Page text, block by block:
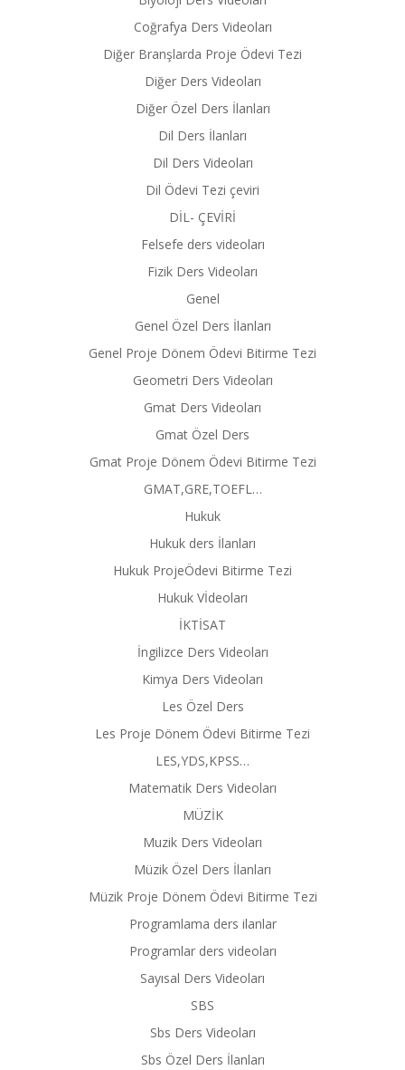
Coğrafya Ders Videoları
Diğer Branşlarda Proje Ödevi Tezi
Diğer Ders Videoları
Diğer Özel Ders İlanları
Dil Ders İlanları
Dil Ders Videoları
Dil Ödevi Tezi çeviri
DİL- ÇEVİRİ
Felsefe ders videoları
Fizik Ders Videoları
Genel
Genel Özel Ders İlanları
Genel Proje Dönem Ödevi Bitirme Tezi
Geometri Ders Videoları
Gmat Ders Videoları
Gmat Özel Ders
Gmat Proje Dönem Ödevi Bitirme Tezi
GMAT,GRE,TOEFL…
Hukuk
Hukuk ders İlanları
Hukuk ProjeÖdevi Bitirme Tezi
Hukuk Vİdeoları
İKTİSAT
İngilizce Ders Videoları
Kimya Ders Videoları
Les Özel Ders
Les Proje Dönem Ödevi Bitirme Tezi
LES,YDS,KPSS…
Matematik Ders Videoları
MÜZİK
Muzik Ders Videoları
Müzik Özel Ders İlanları
Müzik Proje Dönem Ödevi Bitirme Tezi
Programlama ders ilanlar
Programlar ders videoları
Sayısal Ders Videoları
SBS
Sbs Ders Videoları
Sbs Özel Ders İlanları